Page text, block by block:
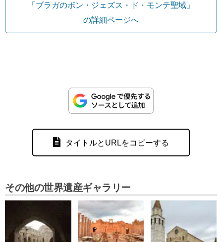
「ブラガのボン・ジェズス・ド・モンテ聖域」
の詳細ページへ
タイトルとURLをコピーする
その他の世界遺産ギャラリー